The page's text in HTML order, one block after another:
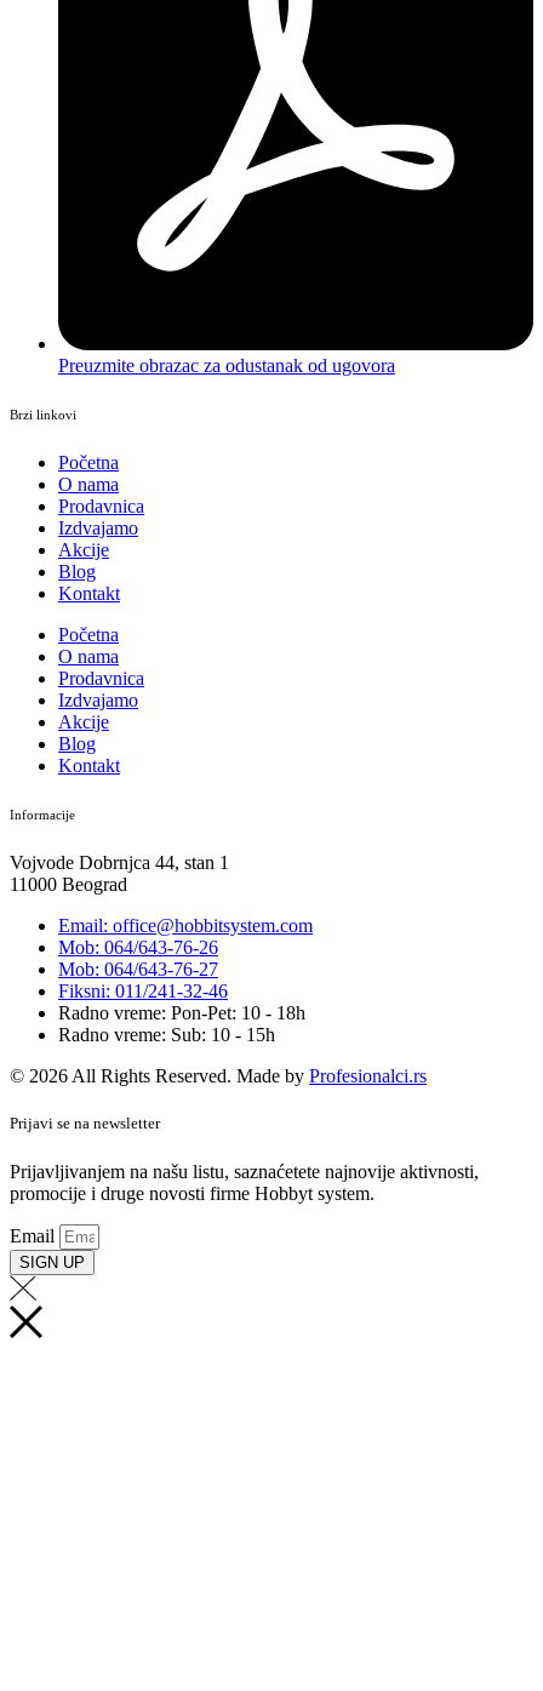
Preuzmite obrazac za odustanak od ugovora
Brzi linkovi
Početna
O nama
Prodavnica
Izdvajamo
Akcije
Blog
Kontakt
Početna
O nama
Prodavnica
Izdvajamo
Akcije
Blog
Kontakt
Informacije
Vojvode Dobrnjca 44, stan 1
11000 Beograd
Email: office@hobbitsystem.com
Mob: 064/643-76-26
Mob: 064/643-76-27
Fiksni: 011/241-32-46
Radno vreme: Pon-Pet: 10 - 18h
Radno vreme: Sub: 10 - 15h
© 2026 All Rights Reserved. Made by Profesionalci.rs
Prijavi se na newsletter
Prijavljivanjem na našu listu, saznaćetete najnovije aktivnosti,
promocije i druge novosti firme Hobbyt system.
Email
SIGN UP